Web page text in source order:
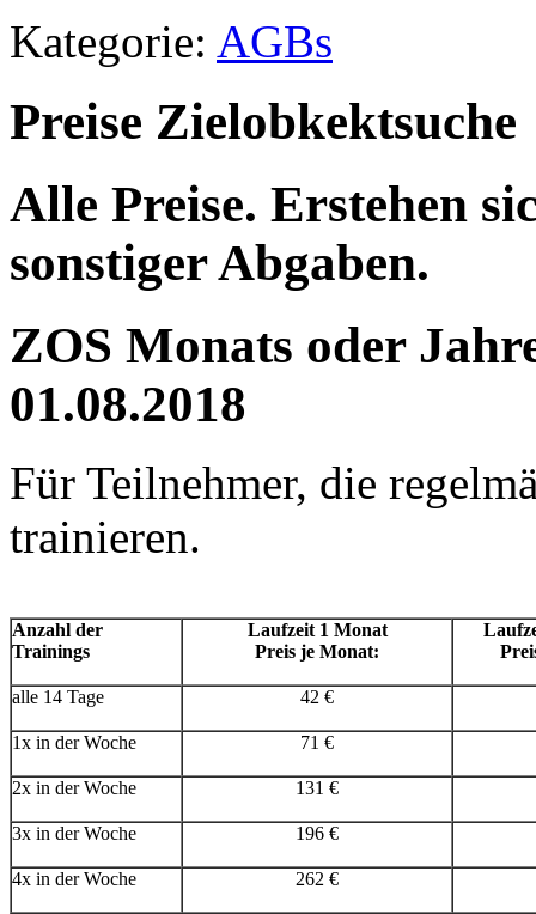
Kategorie: AGBs
Preise Zielobkektsuche
Alle Preise. Erstehen
sonstiger Abgaben.
ZOS Monats oder
01.08.2018
Für Teilnehmer, die
trainieren.
Anzahl der
Trainings
Laufzeit 1 Monat
Preis je Monat:
alle 14 Tage 42 €
1x in der Woche 71 €
2x in der Woche 131 €
3x in der Woche 196 €
4x in der Woche 262 €